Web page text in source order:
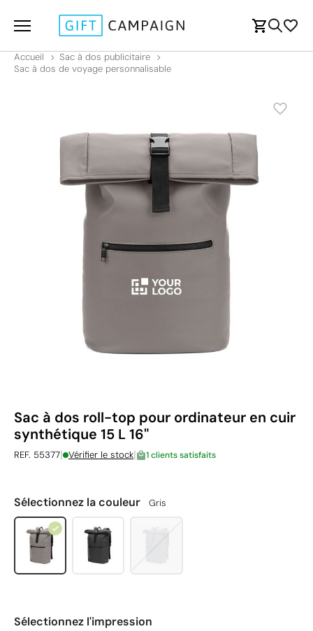
Accueil
Sac à dos publicitaire
Sac à dos de voyage personnalisable
Sac à dos roll-top pour ordinateur en cuir
synthétique 15 L 16"
REF. 55377| Vérifier le stock| 1 clients satisfaits
Sélectionnez la couleur Gris
Sélectionnez l'impression